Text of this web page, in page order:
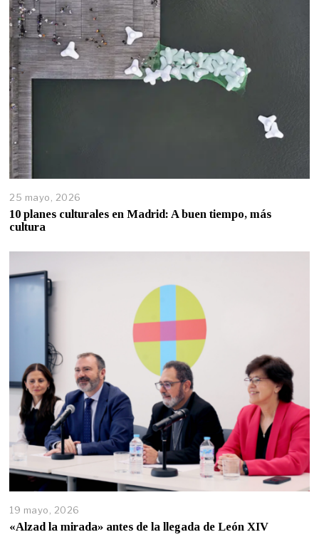
25 mayo, 2026
10 planes culturales en Madrid: A buen tiempo, más
cultura
19 mayo, 2026
«Alzad la mirada» antes de la llegada de León XIV